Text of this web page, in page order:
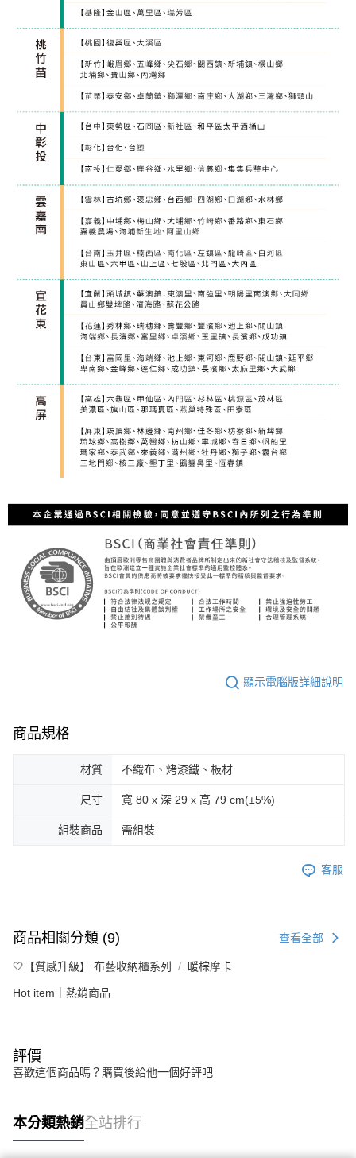
顯示電腦版詳細說明
商品規格
材質 不織布、烤漆鐵、板材
尺寸 寬 80 x 深 29 x 高 79 cm(±5%)
組裝商品 需組裝
客服
商品相關分類 (9) 查看全部
🤍【質感升級】 布藝收納櫃系列 暖棕摩卡
Hot item｜熱銷商品
評價
喜歡這個商品嗎？購買後給他一個好評吧
本分類熱銷全站排行